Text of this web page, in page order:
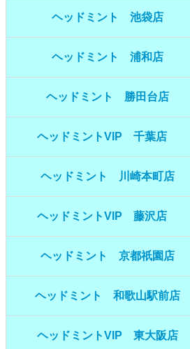
ヘッドミント 池袋店
ヘッドミント 浦和店
ヘッドミント 勝田台店
ヘッドミントVIP 千葉店
ヘッドミント 川崎本町店
ヘッドミントVIP 藤沢店
ヘッドミント 京都祇園店
ヘッドミント 和歌山駅前店
ヘッドミントVIP 東大阪店